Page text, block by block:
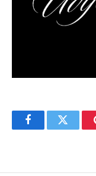
FacebookTwitter